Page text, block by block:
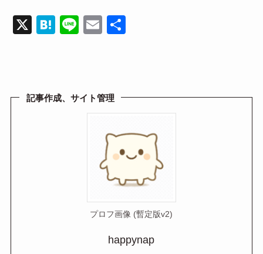
X
H
a
Li
E
記事作成、サイト管理
プロフ画像 (暫定版v2)
happynap